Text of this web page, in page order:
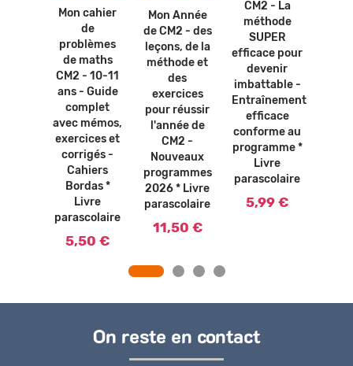
Mon cahier
de
problèmes
de maths
CM2 - 10-11
ans - Guide
complet
avec mémos,
exercices et
corrigés -
Cahiers
Bordas *
Livre
parascolaire
5,50 €
Mon Année
de CM2 - des
leçons, de la
méthode et
des
exercices
pour réussir
l'année de
CM2 -
Nouveaux
programmes
2026 * Livre
parascolaire
11,50 €
CM2 - La
méthode
SUPER
efficace pour
devenir
imbattable -
Entraînement
efficace
conforme au
programme *
Livre
parascolaire
5,99 €
On reste en contact